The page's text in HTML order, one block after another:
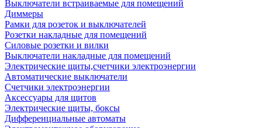
Выключатели встраиваемые для помещений
Диммеры
Рамки для розеток и выключателей
Розетки накладные для помещений
Силовые розетки и вилки
Выключатели накладные для помещений
Электрические щиты,счетчики электроэнергии
Автоматические выключатели
Счетчики электроэнергии
Аксессуары для щитов
Электрические щиты, боксы
Дифференциальные автоматы